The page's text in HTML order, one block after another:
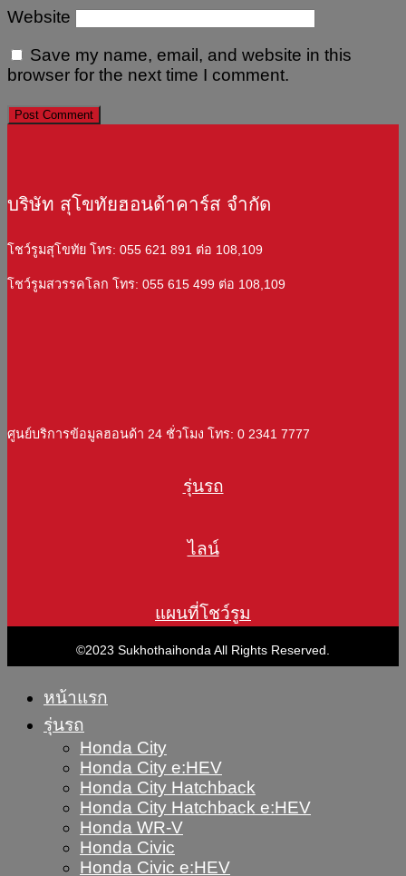
Website
Save my name, email, and website in this
browser for the next time I comment.
บริษัท สุโขทัยฮอนด้าคาร์ส จำกัด
โชว์รูมสุโขทัย โทร: 055 621 891 ต่อ 108,109
โชว์รูมสวรรคโลก โทร: 055 615 499 ต่อ 108,109
ศูนย์บริการข้อมูลฮอนด้า 24 ชั่วโมง โทร: 0 2341 7777
รุ่นรถ
ไลน์
แผนที่โชว์รูม
©2023 Sukhothaihonda All Rights Reserved.
หน้าแรก
รุ่นรถ
Honda City
Honda City e:HEV
Honda City Hatchback
Honda City Hatchback e:HEV
Honda WR-V
Honda Civic
Honda Civic e:HEV